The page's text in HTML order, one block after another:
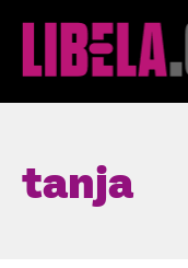
tanja